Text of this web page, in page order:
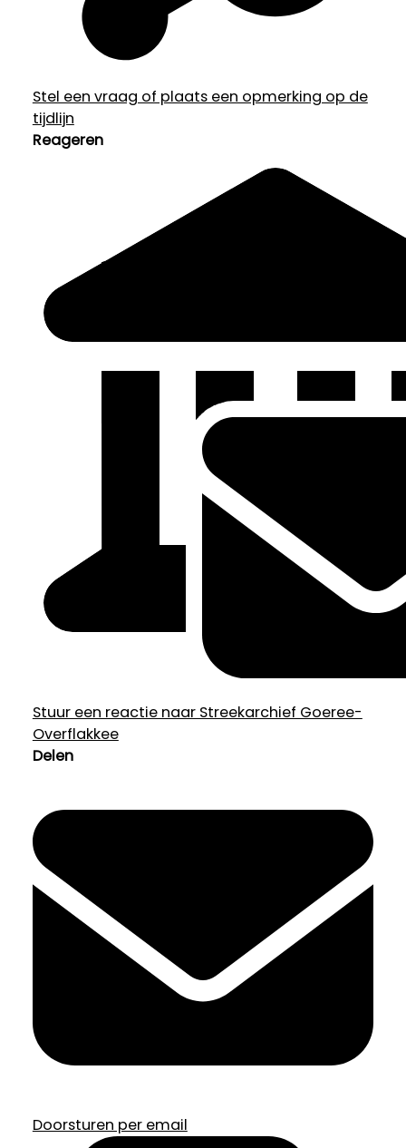
Stel een vraag of plaats een opmerking op de
tijdlijn
Reageren
Stuur een reactie naar Streekarchief Goeree-
Overflakkee
Delen
Doorsturen per email